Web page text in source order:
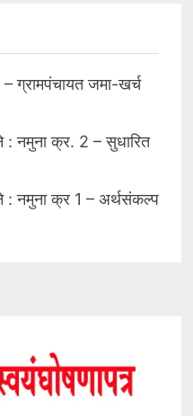
ग्रामपंचायत जमा-खर्च
: नमुना क्र. 2 – सुधारित
: नमुना क्र 1 – अर्थसंकल्प